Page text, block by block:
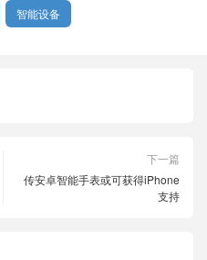
智能设备
下一篇
传安卓智能手表或可获得iPhone
支持